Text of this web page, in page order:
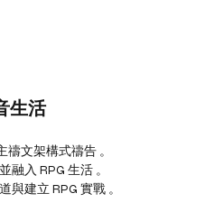
生活
禱文架構式禱告 。
融入 RPG 生活 。
與建立 RPG 實戰 。